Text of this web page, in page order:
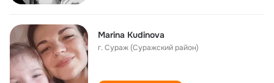
Marina Kudinova
г. Сураж (Суражский район)